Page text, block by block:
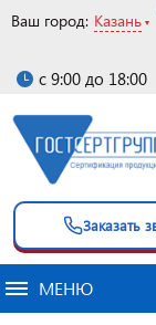
Ваш город: Казань
с 9:00 до 18:00
Заказать
МЕНЮ